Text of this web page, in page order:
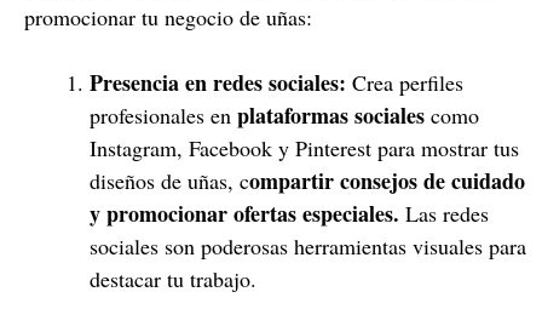
promocionar tu negocio de uñas:
Presencia en redes sociales: Crea perfiles
profesionales en plataformas sociales como
Instagram, Facebook y Pinterest para mostrar tus
diseños de uñas, compartir consejos de cuidado
y promocionar ofertas especiales. Las redes
sociales son poderosas herramientas visuales para
destacar tu trabajo.